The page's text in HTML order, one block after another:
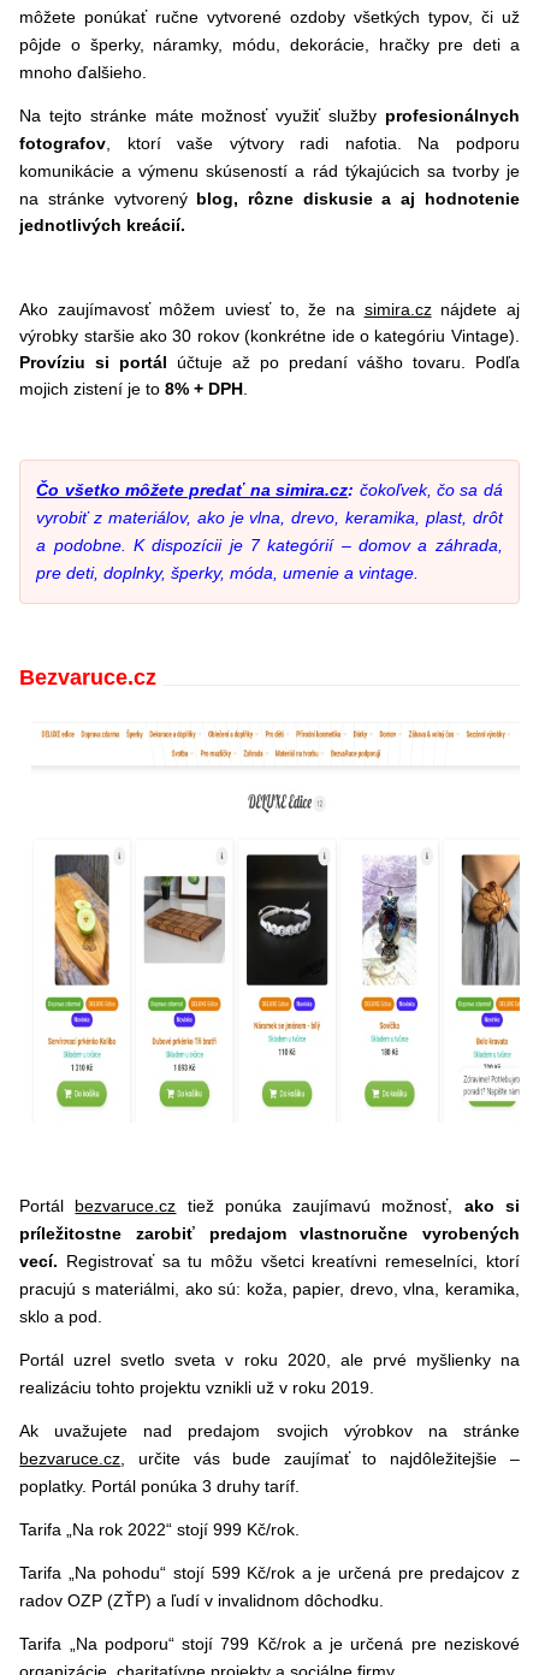
môžete ponúkať ručne vytvorené ozdoby všetkých typov, či už
pôjde o šperky, náramky, módu, dekorácie, hračky pre deti a
mnoho ďalšieho.
Na tejto stránke máte možnosť využiť služby profesionálnych
fotografov , ktorí vaše výtvory radi nafotia. Na podporu
komunikácie a výmenu skúseností a rád týkajúcich sa tvorby je
na stránke vytvorený blog, rôzne diskusie a aj hodnotenie
jednotlivých kreácií.
Ako zaujímavosť môžem uviesť to, že na simira.cznájdete aj
výrobky staršie ako 30 rokov (konkrétne ide o kategóriu Vintage).
Províziu si portál účtuje až po predaní vášho tovaru. Podľa
mojich zistení je to8% + DPH
Čo všetko môžete predať na simira.cz: čokoľvek, čo sa dá
vyrobiť z materiálov, ako je vlna, drevo, keramika, plast, drôt
a podobne. K dispozícii je 7 kategórií – domov a záhrada,
pre deti, doplnky, šperky, móda, umenie a vintage.
Bezvaruce.cz
Portál bezvaruce.cz tiež ponúka zaujímavú možnosť, ako si
príležitostne zarobiť predajom vlastnoručne vyrobených
vecí. Registrovať sa tu môžu všetci kreatívni remeselníci, ktorí
pracujú s materiálmi, ako sú: koža, papier, drevo, vlna, keramika,
sklo a pod.
Portál uzrel svetlo sveta v roku 2020, ale prvé myšlienky na
realizáciu tohto projektu vznikli už v roku 2019.
Ak uvažujete nad predajom svojich výrobkov na stránke
bezvaruce.cz , určite vás bude zaujímať to najdôležitejšie –
poplatky. Portál ponúka 3 druhy taríf.
Tarifa „Na rok 2022“ stojí 999 Kč/rok.
Tarifa „Na pohodu“ stojí 599 Kč/rok a je určená pre predajcov z
radov OZP (ZŤP) a ľudí v invalidnom dôchodku.
Tarifa „Na podporu“ stojí 799 Kč/rok a je určená pre neziskové
organizácie, charitatívne projekty a sociálne firmy.